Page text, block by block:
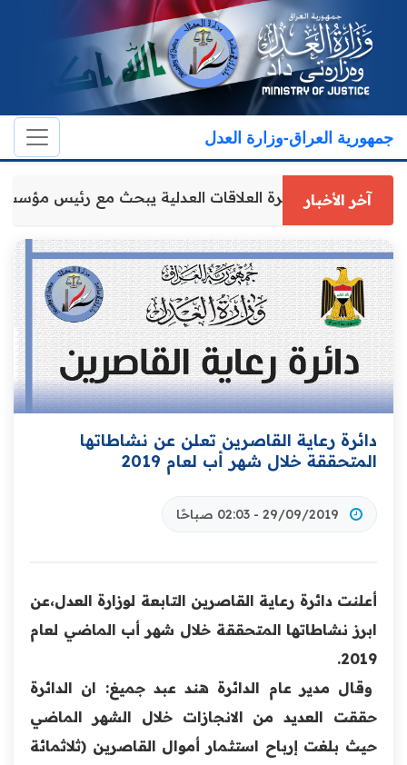
جمهورية العراق-وزارة العدل
آخر الأخبارمدير عام دائرة العلاقات العدلية يبحث مع رئيس
دائرة رعاية القاصرين تعلن عن نشاطاتها
المتحققة خلال شهر أب لعام 2019
29/09/2019 - 02:03 صباحًا
أعلنت دائرة رعاية القاصرين التابعة لوزارة العدل،عن
ابرز نشاطاتها المتحققة خلال شهر أب الماضي لعام
2019.
وقال مدير عام الدائرة هند عبد جميغ: ان الدائرة
حققت العديد من الانجازات خلال الشهر الماضي
حيث بلغت إرباح استثمار أموال القاصرين (ثلاثمائة